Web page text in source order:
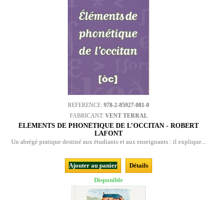
REFERENCE: 978-2-85927-081-0
FABRICANT: VENT TERRAL
ÉLÉMENTS DE PHONÉTIQUE DE L’OCCITAN - ROBERT
LAFONT
Un abrégé pratique destiné aux étudiants et aux enseignants : il explique...
Ajouter au panier
Détails
Disponible